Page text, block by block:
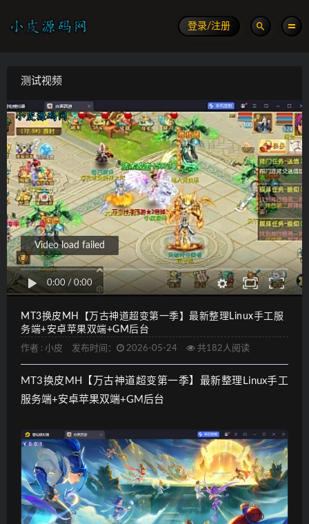
登录/注册
测试视频
0:00 / 0:00
Video load failed
MT3换皮MH【万古神道超变第一季】最新整理Linux手工服
务端+安卓苹果双端+GM后台
作者 : 小皮 发布时间： 2026-05-24 共182人阅读
MT3换皮MH【万古神道超变第一季】最新整理Linux手工
服务端+安卓苹果双端+GM后台